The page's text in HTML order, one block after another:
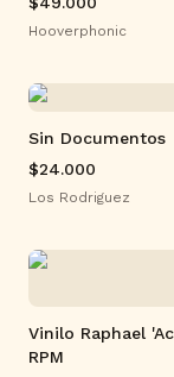
Hooverphonic
Sin Documentos
$24.000
Los Rodriguez
Vinilo Raphael
RPM